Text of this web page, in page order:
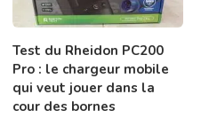
Test du Rheidon PC200
Pro : le chargeur mobile
qui veut jouer dans la
cour des bornes